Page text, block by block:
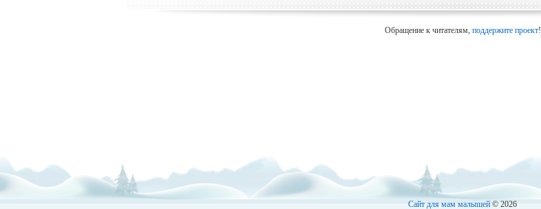
Обращение к читателям, поддержите проект!
Сайт для мам малышей© 2026